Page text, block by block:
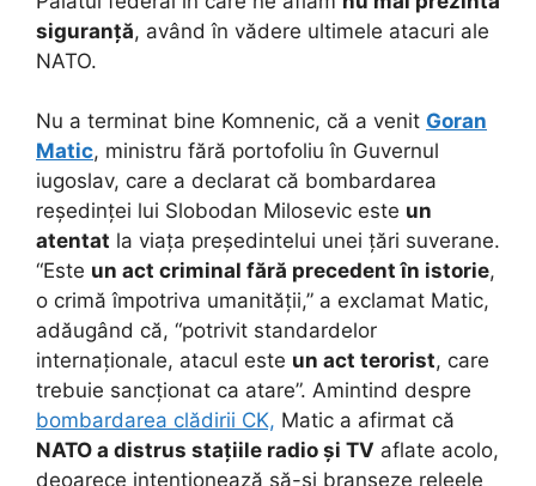
siguranță, având în vădere ultimele atacuri ale
NATO.
Nu a terminat bine Komnenic, că a venit Goran
Matic, ministru fără portofoliu în Guvernul
iugoslav, care a declarat că bombardarea
reședinței lui Slobodan Milosevic este un
atentat la viața președintelui unei țări suverane.
“Este un act criminal fără precedent în istorie,
o crimă împotriva umanității,” a exclamat Matic,
adăugând că, “potrivit standardelor
internaționale, atacul este un act terorist, care
trebuie sancționat ca atare”. Amintind despre
bombardarea clădirii CK, Matic a afirmat că
NATO a distrus stațiile radio și TV aflate acolo,
deoarece intenționează să-și branșeze releele